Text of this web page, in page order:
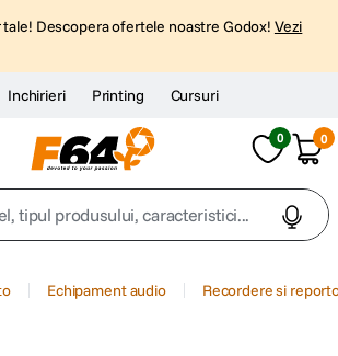
tale! Descopera ofertele noastre Godox! Vezi
Inchirieri Printing Cursuri
0 0
produsului, caracteristici...
Echipament audio Recordere si